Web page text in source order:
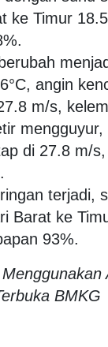
ke Timur
angin
m/s,
di 27.8 m/
terjadi,
Barat ke
93%.
BMKG